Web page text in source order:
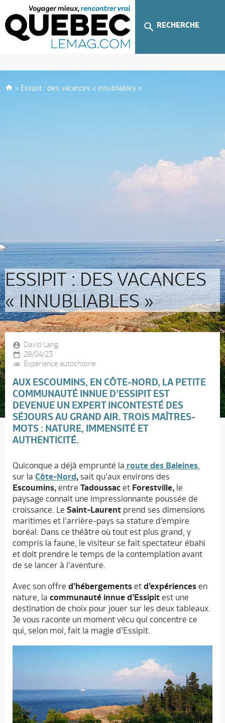
RECHERCHE
» Essipit : des vacances « innubliables »
ESSIPIT : DES VACANCES
« INNUBLIABLES »
David Lang
28/04/23
Expérience autochtone
AUX ESCOUMINS, EN CÔTE-NORD, LA PETITE
COMMUNAUTÉ INNUE D’ESSIPIT EST
DEVENUE UN EXPERT INCONTESTÉ DES
SÉJOURS AU GRAND AIR. TROIS MAÎTRES-
MOTS : NATURE, IMMENSITÉ ET
AUTHENTICITÉ.
Quiconque a déjà emprunté la route des Baleines,
sur la Côte-Nord, sait qu’aux environs des
Escoumins, entre Tadoussac et Forestville, le
paysage connaît une impressionnante poussée de
croissance. Le Saint-Laurent prend ses dimensions
maritimes et l’arrière-pays sa stature d’empire
boréal. Dans ce théâtre où tout est plus grand, y
compris la faune, le visiteur se fait spectateur ébahi
et doit prendre le temps de la contemplation avant
de se lancer à l’aventure.
Avec son offre d’hébergements et d’expériences en
nature, la communauté innue d’Essipit est une
destination de choix pour jouer sur les deux tableaux.
Je vous raconte un moment vécu qui concentre ce
qui, selon moi, fait la magie d’Essipit.